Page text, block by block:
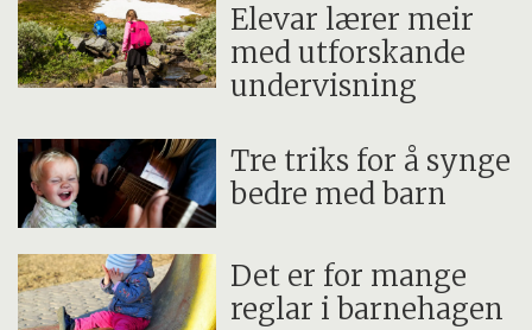
Elevar lærer meir
med utforskande
undervisning
Tre triks for å synge
bedre med barn
Det er for mange
reglar i barnehagen